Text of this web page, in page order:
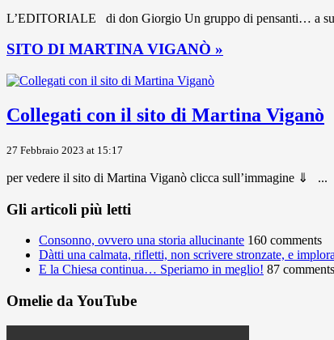
L’EDITORIALE di don Giorgio Un gruppo di pensanti… a
SITO DI MARTINA VIGANÒ »
Collegati con il sito di Martina Viganò
27 Febbraio 2023 at 15:17
per vedere il sito di Martina Viganò clicca sull’immagine ⇓ ...
Gli articoli più letti
Consonno, ovvero una storia allucinante 160 comments
Dàtti una calmata, rifletti, non scrivere stronzate, e
E la Chiesa continua… Speriamo in meglio! 87 comments
Omelie da YouTube